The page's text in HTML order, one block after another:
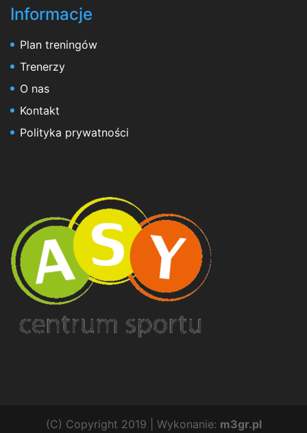
Informacje
Plan treningów
Trenerzy
O nas
Kontakt
Polityka prywatności
(C) Copyright 2019 | Wykonanie: m3gr.pl